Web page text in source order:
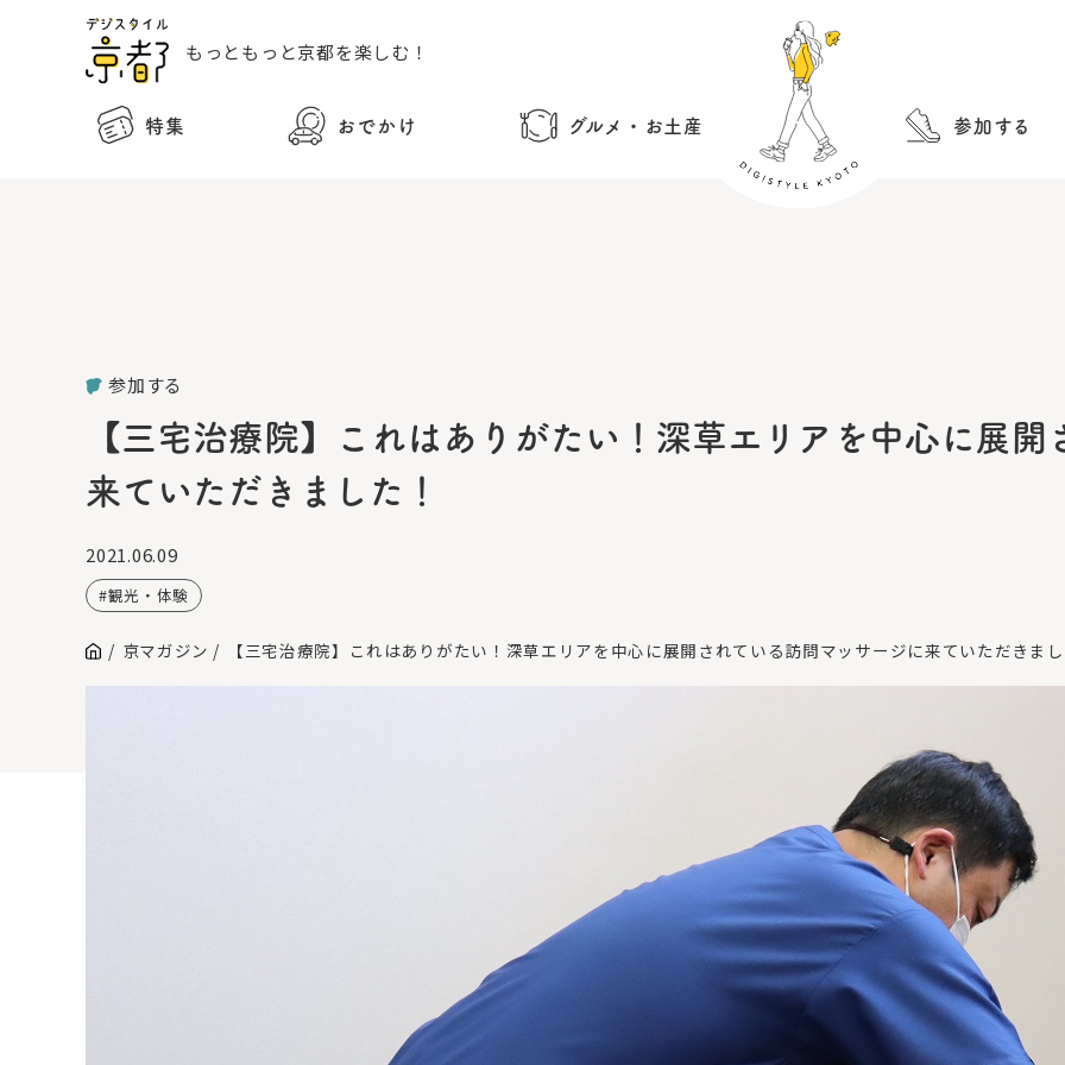
もっともっと京都を楽しむ！
特集 おでかけ グルメ・お土産 参加する
参加する
【三宅治療院】これはありがたい！深草エリアを中心に展
来ていただきました！
2021.06.09
観光・体験
京マガジン 【三宅治療院】これはありがたい！深草エリアを中心に展開されている訪問マッサージに来ていただきま